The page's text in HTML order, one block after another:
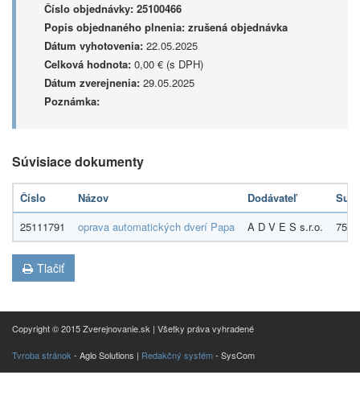
Číslo objednávky: 25100466
Popis objednaného plnenia: zrušená objednávka
Dátum vyhotovenia: 22.05.2025
Celková hodnota: 0,00 € (s DPH)
Dátum zverejnenia: 29.05.2025
Poznámka:
Súvisiace dokumenty
Číslo Názov Dodávateľ
25111791
oprava automatických dverí Papa A D V E S s.r.o.
Tlačiť
Copyright © 2015 Zverejnovanie.sk | Všetky práva vyhradené
Tvroba stránok - Aglo Solutions | Redakčný systém- SysCom